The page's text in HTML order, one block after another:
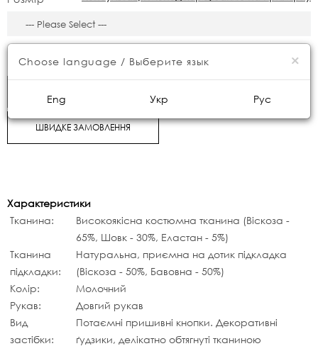
8800грн.
ШВИДКЕ ЗАМОВЛЕННЯ
Характеристики
Тканина:
Високоякісна костюмна тканина (Віскоза -
65%, Шовк - 30%, Еластан - 5%)
Тканина
підкладки:
Натуральна, приємна на дотик підкладка
(Віскоза - 50%, Бавовна - 50%)
Колір:
Молочний
Рукав:
Довгий рукав
Вид
застібки:
Потаємні пришивні кнопки. Декоративні
ґудзики, делікатно обтягнуті тканиною
×
Choose language / Выберите язык
Eng Укр Рус